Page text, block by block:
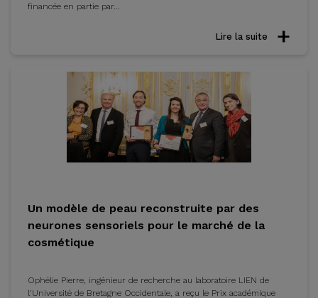
financée en partie par...
Lire la suite
Un modèle de peau reconstruite par des
neurones sensoriels pour le marché de la
cosmétique
Ophélie Pierre, ingénieur de recherche au laboratoire LIEN de
l'Université de Bretagne Occidentale, a reçu le Prix académique